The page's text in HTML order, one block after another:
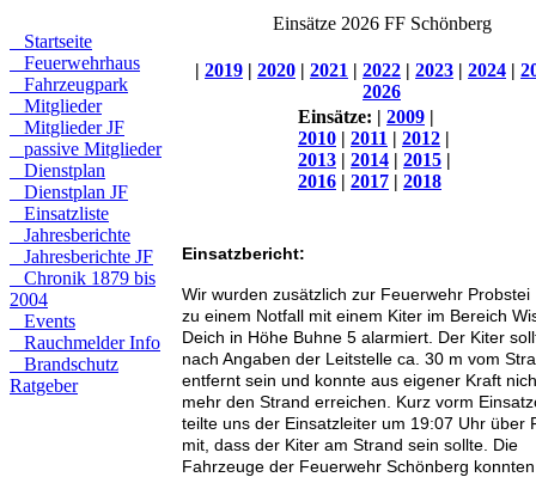
Startseite
Feuerwehrhaus
Fahrzeugpark
Mitglieder
Mitglieder JF
passive Mitglieder
Dienstplan
Dienstplan JF
Einsatzliste
Jahresberichte
Jahresberichte JF
Chronik 1879 bis
2004
Events
Rauchmelder Info
Brandschutz
Ratgeber
Einsätze 2026 FF Schönberg
| 2019 | 2020 | 2021 | 2022 | 2023 | 2024 |
2026
Einsätze: | 2009 |
2010 | 2011 | 2012 |
2013 | 2014 | 2015 |
2016 | 2017 | 2018
Einsatzbericht:
Wir wurden zusätzlich zur Feuerwehr Probstei
zu einem Notfall mit einem Kiter im Bereich
Deich in Höhe Buhne 5 alarmiert. Der Kiter
nach Angaben der Leitstelle ca. 30 m vom
entfernt sein und konnte aus eigener Kraft
mehr den Strand erreichen. Kurz vorm
teilte uns der Einsatzleiter um 19:07 Uhr über
mit, dass der Kiter am Strand sein sollte. Die
Fahrzeuge der Feuerwehr Schönberg konnten